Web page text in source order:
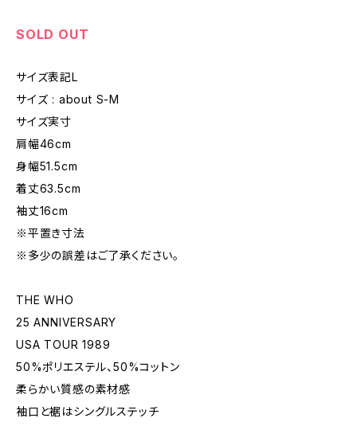
SOLD OUT
サイズ表記L
サイズ : about S-M
サイズ実寸
肩幅46cm
身幅51.5cm
着丈63.5cm
袖丈16cm
※平置き寸法
※多少の誤差はご了承ください。
THE WHO
25 ANNIVERSARY
USA TOUR 1989
50%ポリエステル、50%コットン
柔らかい質感の素材感
袖口と裾はシングルステッチ